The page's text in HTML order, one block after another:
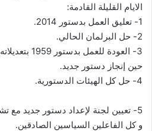
الايام القليلة القادمة:
1- تعليق العمل بدستور 2014.
2- حل البرلمان الحالي.
حين إنجاز دستور جديد.
4- حل كل الهيئات الدستورية.
5- تعيين لجنة لإعداد دستور جديد مع
و كل الفاعلين السياسين الصادقين.